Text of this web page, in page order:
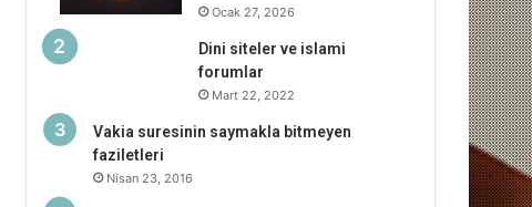
Ocak 27, 2026
Dini siteler ve islami
forumlar
Mart 22, 2022
Vakia suresinin saymakla bitmeyen
faziletleri
Nisan 23, 2016